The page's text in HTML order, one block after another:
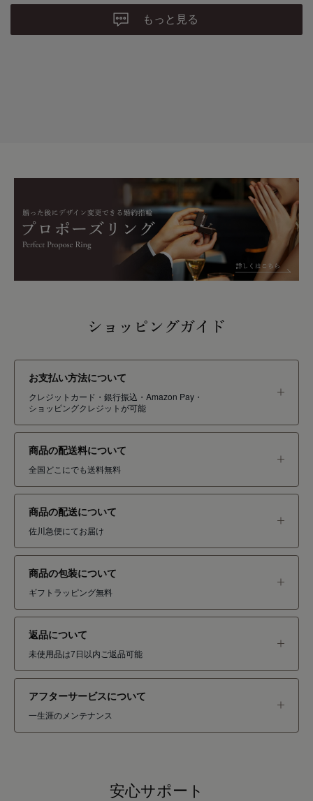
もっと見る
ショッピングガイド
お支払い方法について
クレジットカード・銀行振込・Amazon Pay・
ショッピングクレジットが可能
商品の配送料について
全国どこにでも送料無料
商品の配送について
佐川急便にてお届け
商品の包装について
ギフトラッピング無料
返品について
未使用品は7日以内ご返品可能
アフターサービスについて
一生涯のメンテナンス
安心サポート